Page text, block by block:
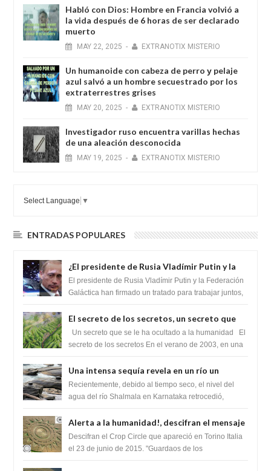
Habló con Dios: Hombre en Francia volvió a
la vida después de 6 horas de ser declarado
muerto
MAY 22, 2025 - EXTRANOTIX MISTERIO
Un humanoide con cabeza de perro у pelaje
azul salvó a un hombre secuestrado por los
extraterrestres grises
MAY 20, 2025 - EXTRANOTIX MISTERIO
Investigador ruso encuentra varillas hechas
de una aleación desconocida
MAY 19, 2025 - EXTRANOTIX MISTERIO
Select Language ▼
ENTRADAS POPULARES
¿El presidente de Rusia Vladímir Putin y la
Federación Galactica han firmado un
tratado para acabar con los Sionistas?
El presidente de Rusia Vladímir Putin y la Federación
Galáctica han firmado un tratado para trabajar juntos,
El secreto de los secretos, un secreto que
cambiaría por completo el destino de la
humanidad
Un secreto que se le ha ocultado a la humanidad El
secreto de los secretos En el verano de 2003, en una
Una intensa sequía revela en un río un
impresionante hallazgo de miles de Shiva
Lingas
Recientemente, debido al tiempo seco, el nivel del
agua del río Shalmala en Karnataka retrocedió,
Alerta a la humanidad!, descifran el mensaje
del Crop Circle de Torino ,Italia
Descifran el Crop Circle que apareció en Torino Italia
el 23 de junio de 2015. "Guardaos de los